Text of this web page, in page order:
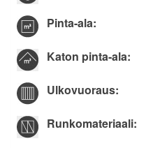
Pinta-ala:
Katon pinta-ala:
Ulkovuoraus:
Runkomateriaali: